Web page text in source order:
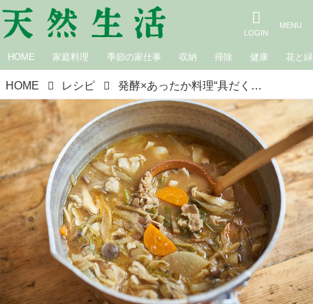
HOME 家庭料理 季節の家仕事 収納 掃除 健康 花と緑
HOME レシピ 発酵×あったか料理“具だくさん豚汁”｜榎本美沙の発酵暮らし